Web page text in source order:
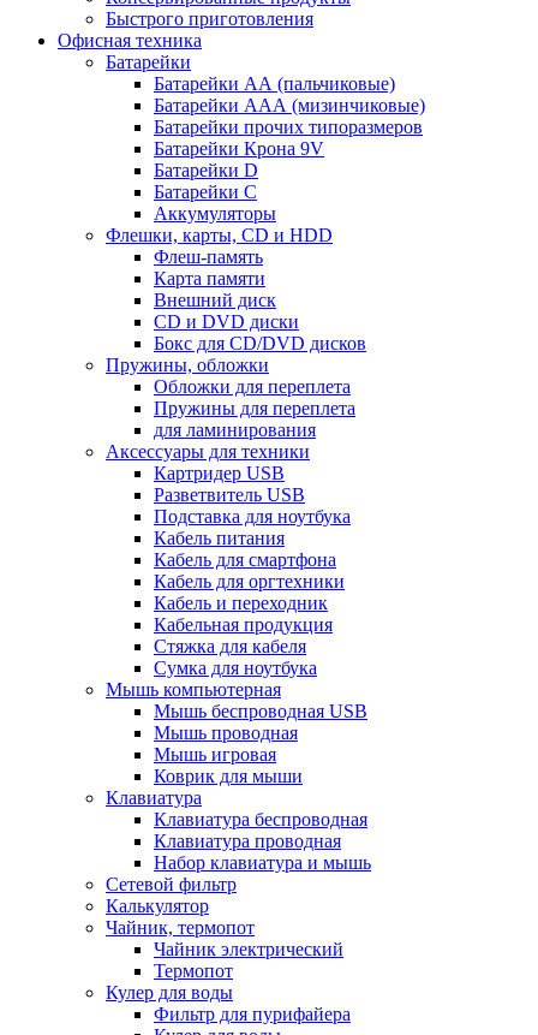
Быстрого приготовления
Офисная техника
Батарейки
Батарейки АА (пальчиковые)
Батарейки ААА (мизинчиковые)
Батарейки прочих типоразмеров
Батарейки Крона 9V
Батарейки D
Батарейки С
Аккумуляторы
Флешки, карты, CD и HDD
Флеш-память
Карта памяти
Внешний диск
CD и DVD диски
Бокс для CD/DVD дисков
Пружины, обложки
Обложки для переплета
Пружины для переплета
для ламинирования
Аксессуары для техники
Картридер USB
Разветвитель USB
Подставка для ноутбука
Кабель питания
Кабель для смартфона
Кабель для оргтехники
Кабель и переходник
Кабельная продукция
Стяжка для кабеля
Сумка для ноутбука
Мышь компьютерная
Мышь беспроводная USB
Мышь проводная
Мышь игровая
Коврик для мыши
Клавиатура
Клавиатура беспроводная
Клавиатура проводная
Набор клавиатура и мышь
Сетевой фильтр
Калькулятор
Чайник, термопот
Чайник электрический
Термопот
Кулер для воды
Фильтр для пурифайера